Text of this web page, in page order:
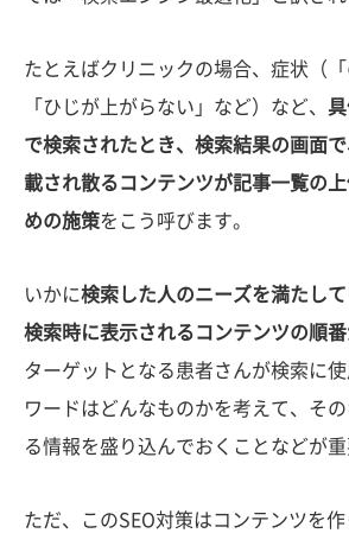
たとえばクリニックの場合、症状（「
「ひじが上がらない」など）など、
で検索されたとき、検索結果の画面
載され散るコンテンツが記事一覧の
めの施策をこう呼びます。
いかに検索した人のニーズを満たして
検索時に表示されるコンテンツの順
ターゲットとなる患者さんが検索に
ワードはどんなものかを考えて、そ
る情報を盛り込んでおくことなどが重
ただ、このSEO対策はコンテンツを